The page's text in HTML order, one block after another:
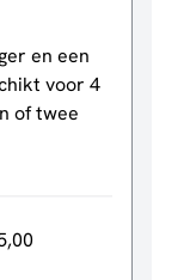
en een
voor 4
of twee